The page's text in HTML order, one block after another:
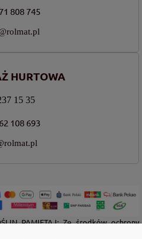
808 745
HURTOWA
15 35
108 693
PAMIĘTAJ: Ze środków ochrony